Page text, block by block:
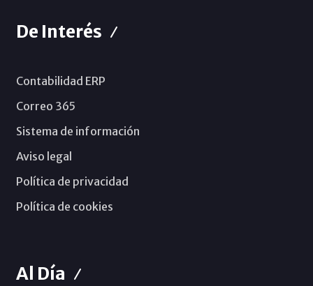
De Interés
Contabilidad ERP
Correo 365
Sistema de información
Aviso legal
Política de privacidad
Política de cookies
Al Día